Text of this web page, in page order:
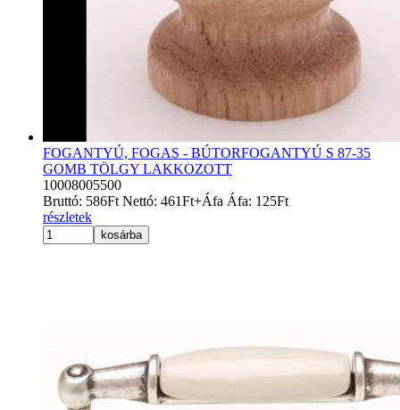
FOGANTYÚ, FOGAS - BÚTORFOGANTYÚ S 87-35
GOMB TÖLGY LAKKOZOTT
10008005500
Bruttó: 586Ft Nettó: 461Ft+Áfa Áfa: 125Ft
részletek
kosárba